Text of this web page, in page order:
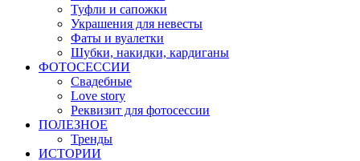
Туфли и сапожки
Украшения для невесты
Фаты и вуалетки
Шубки, накидки, кардиганы
ФОТОСЕССИИ
Свадебные
Love story
Реквизит для фотосессии
ПОЛЕЗНОЕ
Тренды
ИСТОРИИ